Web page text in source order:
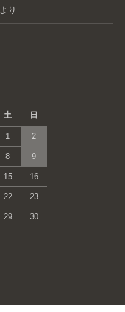
より
土 日
1 2
8 9
15 16
22 23
29 30